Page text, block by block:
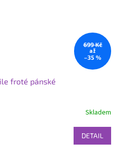
699 Kč
až
–35 %
froté pánské
Skladem
DETAIL